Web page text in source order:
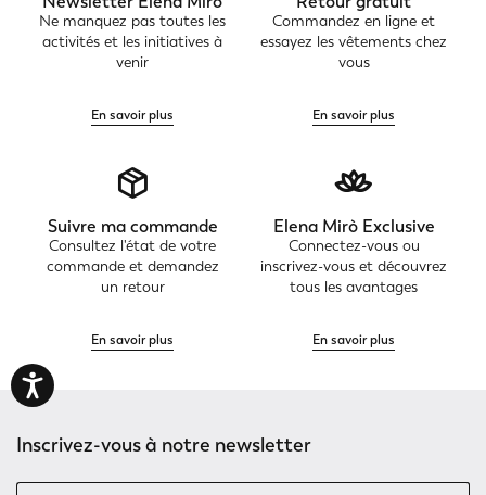
Ne manquez pas toutes les
activités et les initiatives à
venir
En savoir plus
Commandez en ligne et
essayez les vêtements chez
vous
En savoir plus
Suivre ma commande
Consultez l'état de votre
commande et demandez
un retour
En savoir plus
Elena Mirò Exclusive
Connectez-vous ou
inscrivez-vous et découvrez
tous les avantages
En savoir plus
Inscrivez-vous à notre newsletter